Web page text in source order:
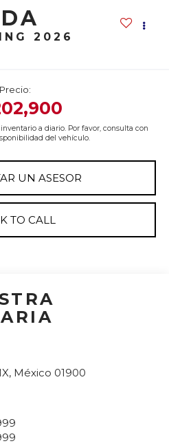
2026
Precio:
a diario. Por favor, consulta con
del vehículo.
UN ASESOR
TO CALL
, México 01900